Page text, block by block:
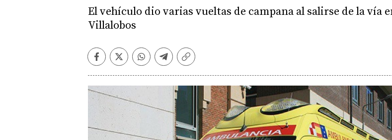
El vehículo dio varias vueltas de campana al salirse de la vía
Villalobos
Facebook
TwitterWhatsapp
Telegram
Copiar